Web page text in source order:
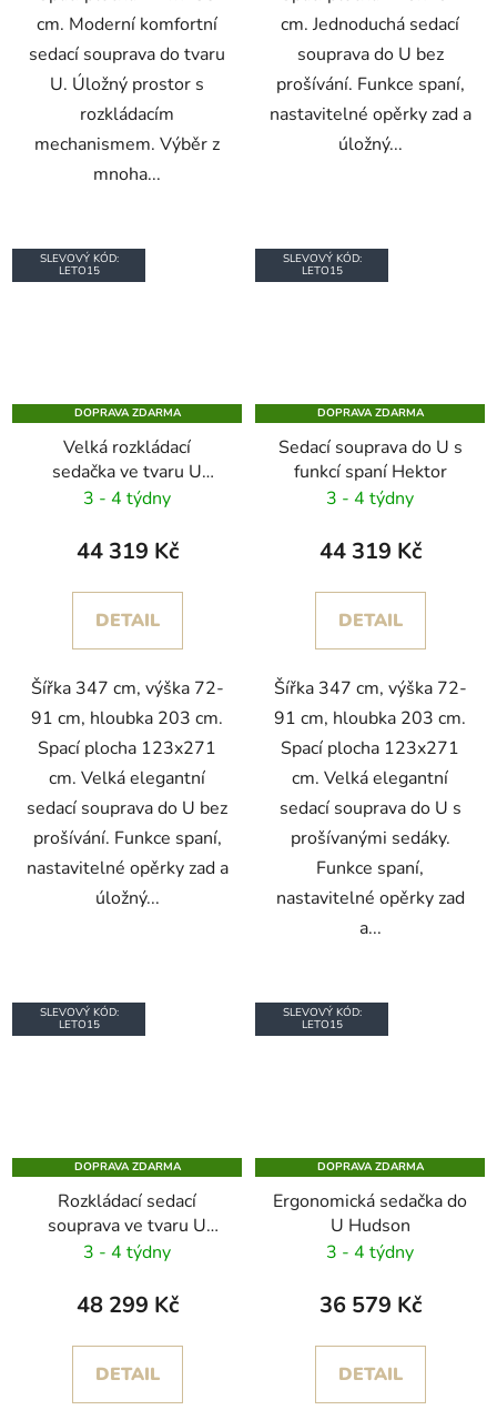
cm. Moderní komfortní
sedací souprava do tvaru
U. Úložný prostor s
rozkládacím
mechanismem. Výběr z
mnoha...
cm. Jednoduchá sedací
souprava do U bez
prošívání. Funkce spaní,
nastavitelné opěrky zad a
úložný...
SLEVOVÝ KÓD:
LETO15
DOPRAVA ZDARMA
Velká rozkládací
sedačka ve tvaru U
Ganna
3 - 4 týdny
44 319 Kč
DETAIL
Šířka 347 cm, výška 72-
91 cm, hloubka 203 cm.
Spací plocha 123x271
cm. Velká elegantní
sedací souprava do U bez
prošívání. Funkce spaní,
nastavitelné opěrky zad a
úložný...
SLEVOVÝ KÓD:
LETO15
DOPRAVA ZDARMA
Sedací souprava do U s
funkcí spaní Hektor
3 - 4 týdny
44 319 Kč
DETAIL
Šířka 347 cm, výška 72-
91 cm, hloubka 203 cm.
Spací plocha 123x271
cm. Velká elegantní
sedací souprava do U s
prošívanými sedáky.
Funkce spaní,
nastavitelné opěrky zad
a...
SLEVOVÝ KÓD:
LETO15
DOPRAVA ZDARMA
Rozkládací sedací
souprava ve tvaru U
Charles
3 - 4 týdny
48 299 Kč
DETAIL
SLEVOVÝ KÓD:
LETO15
DOPRAVA ZDARMA
Ergonomická sedačka do
U Hudson
3 - 4 týdny
36 579 Kč
DETAIL